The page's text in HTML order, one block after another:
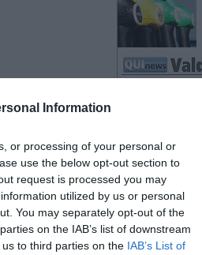
Information
or processing of your personal or
use the below opt-out section to
request is processed you may
utilized by us or personal
You may separately opt-out of the
on the IAB’s list of downstream
to third parties on the IAB’s List of